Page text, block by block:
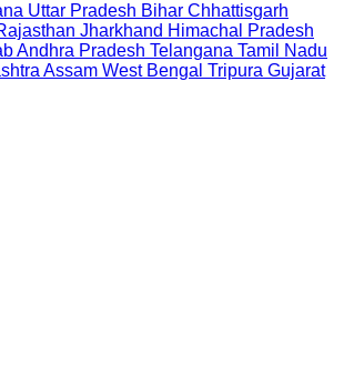
Uttar Pradesh Bihar Chhattisgarh
Jharkhand Himachal Pradesh
Andhra Pradesh Telangana Tamil Nadu
Assam West Bengal Tripura Gujarat